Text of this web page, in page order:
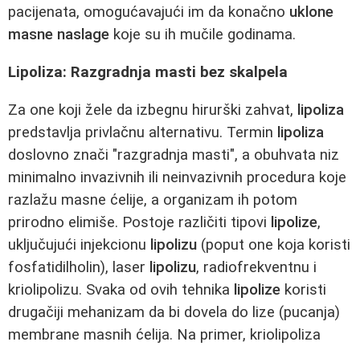
pacijenata, omogućavajući im da konačno uklone
masne naslage koje su ih mučile godinama.
Lipoliza: Razgradnja masti bez skalpela
Za one koji žele da izbegnu hirurški zahvat, lipoliza
predstavlja privlačnu alternativu. Termin lipoliza
doslovno znači "razgradnja masti", a obuhvata niz
minimalno invazivnih ili neinvazivnih procedura koje
razlažu masne ćelije, a organizam ih potom
prirodno elimiše. Postoje različiti tipovi lipolize,
uključujući injekcionu lipolizu (poput one koja koristi
fosfatidilholin), laser lipolizu, radiofrekventnu i
kriolipolizu. Svaka od ovih tehnika lipolize koristi
drugačiji mehanizam da bi dovela do lize (pucanja)
membrane masnih ćelija. Na primer, kriolipoliza